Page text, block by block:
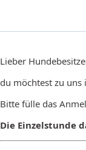
Lieber
du möchtest zu uns
Bitte fülle das
Die Einzelstunde